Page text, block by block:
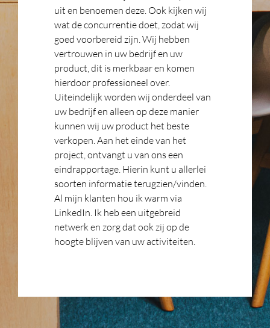
uit en benoemen deze. Ook kijken wij
wat de concurrentie doet, zodat wij
goed voorbereid zijn. Wij hebben
vertrouwen in uw bedrijf en uw
product, dit is merkbaar en komen
hierdoor professioneel over.
Uiteindelijk worden wij onderdeel van
uw bedrijf en alleen op deze manier
kunnen wij uw product het beste
verkopen. Aan het einde van het
project, ontvangt u van ons een
eindrapportage. Hierin kunt u allerlei
soorten informatie terugzien/vinden.
Al mijn klanten hou ik warm via
LinkedIn. Ik heb een uitgebreid
netwerk en zorg dat ook zij op de
hoogte blijven van uw activiteiten.